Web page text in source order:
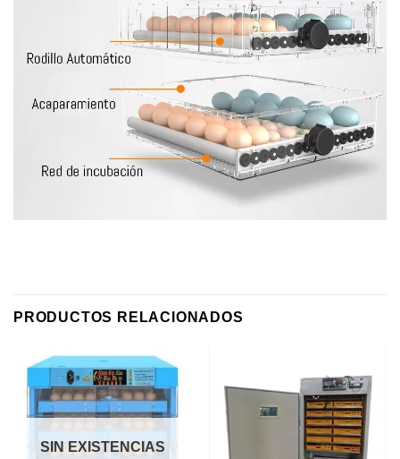
PRODUCTOS RELACIONADOS
SIN EXISTENCIAS